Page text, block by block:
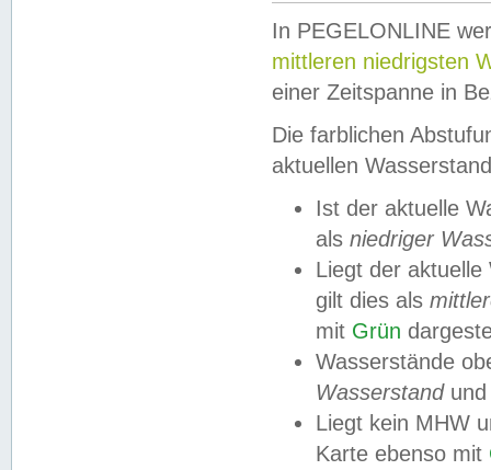
In PEGELONLINE
mittleren niedrigsten
einer Zeitspanne in
Die farblichen
aktuellen
Ist der aktuelle
als niedriger
Liegt der
gilt dies als
mit Grün
Wasserstände
Wasserstandund
Liegt kein MHW
Karte ebenso mit